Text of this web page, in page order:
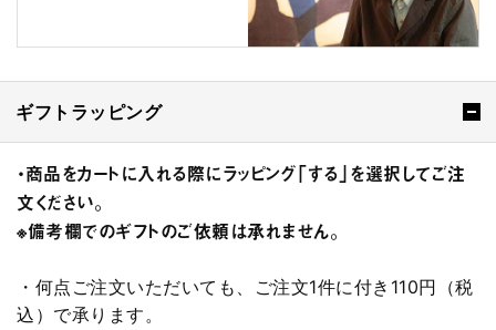
ギフトラッピング
・商品をカートに入れる際にラッピング「する」を選択してご注
文ください。
※備考欄でのギフトのご依頼は承れません。
・何点ご注文いただいても、ご注文1件に付き110円（税
込）で承ります。